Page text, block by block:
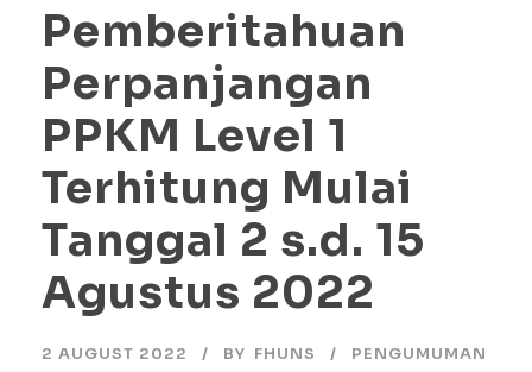
Pemberitahuan
Perpanjangan
PPKM Level 1
Terhitung Mulai
Tanggal 2 s.d. 15
Agustus 2022
2 AUGUST 2022 BY FHUNS PENGUMUMAN